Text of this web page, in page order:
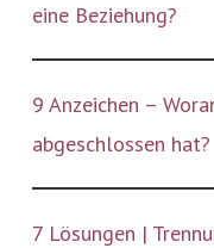
eine Beziehung?
9 Anzeichen –
abgeschlossen hat?
7 Lösungen |